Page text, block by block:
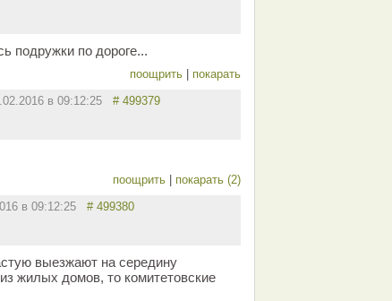
подружки по дороге...
поощрить покарать
в 09:12:25 # 499379
поощрить покарать (2)
в 09:12:25 # 499380
выезжают на середину
жилых домов, то комитетовские